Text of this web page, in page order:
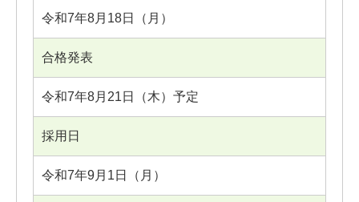
令和7年8月18日（月）
合格発表
令和7年8月21日（木）予定
採用日
令和7年9月1日（月）